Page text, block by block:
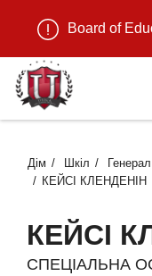
Board of
Дім Шкіл
КЕЙСІ КЛЕНДЕНІН
КЕЙСІ
СПЕЦІАЛЬНА